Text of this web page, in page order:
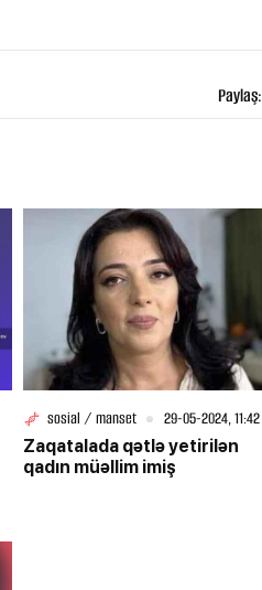
Paylaş:
sosial / manset
29-05-2024, 11:42
Zaqatalada qətlə yetirilən
qadın müəllim imiş